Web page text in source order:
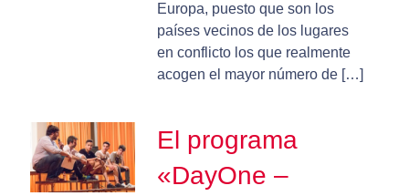
Europa, puesto que son los
países vecinos de los lugares
en conflicto los que realmente
acogen el mayor número de […]
El programa
«DayOne –